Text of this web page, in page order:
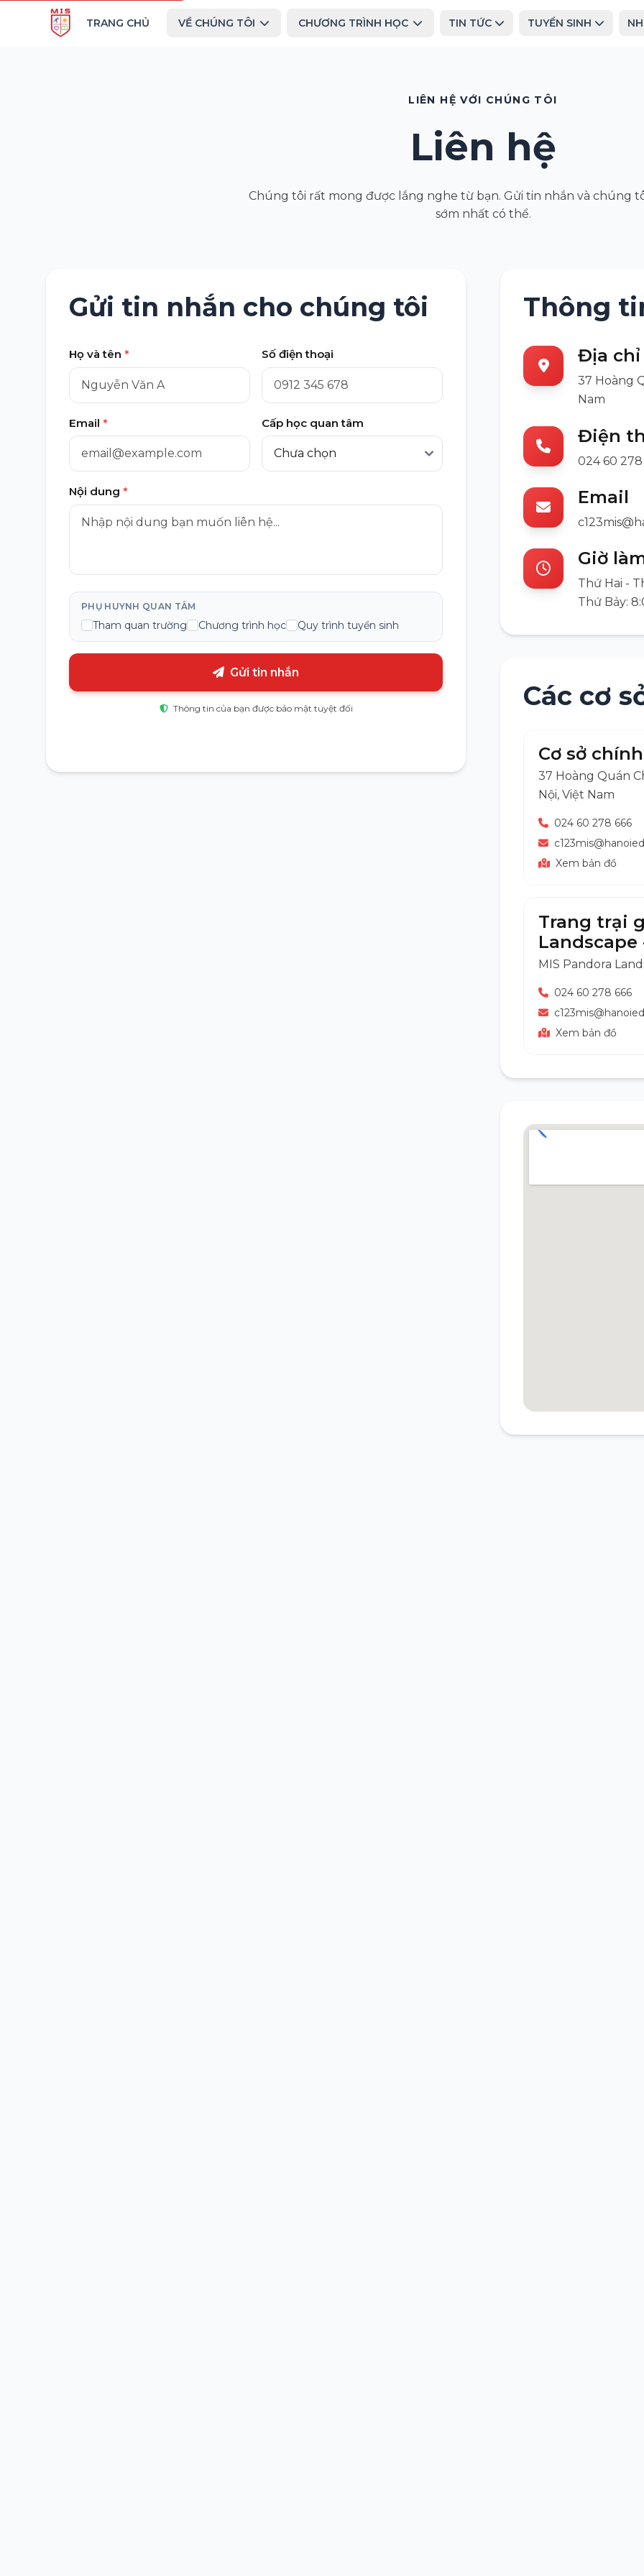
TRANG CHỦ VỀ CHÚNG TÔI CHƯƠNG TRÌNH HỌC TIN TỨC TUYỂN SINH
LIÊN HỆ VỚI CHÚNG TÔI
Liên hệ
Chúng tôi rất mong được lắng nghe từ bạn. Gửi tin nhắn và chúng
sớm nhất có thể.
Gửi tin nhắn cho chúng tôi
Họ và tên * Số điện thoại
Email * Cấp học quan tâm
Nội dung *
PHỤ HUYNH QUAN TÂM
Tham quan trường Chương trình học Quy trình tuyển sinh
Gửi tin nhắn
Thông tin của bạn được bảo mật tuyệt đối
Thông
Địa chỉ
37 Hoàng
Nam
Điện
024 60 278
Email
Giờ
Thứ Hai -
Thứ Bảy:
Các cơ
Cơ sở
37 Hoàng Quán
Nội, Việt Nam
024 60 278 666
Xem bản đồ
Trang trại
Landscape
MIS Pandora
024 60 278 666
Xem bản đồ